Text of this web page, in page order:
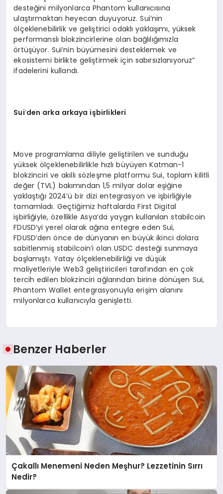
desteğini milyonlarca Phantom kullanıcısına
ulaştırmaktan heyecan duyuyoruz. Sui’nin
ölçeklenebilirlik ve geliştirici odaklı yaklaşımı, yüksek
performanslı blokzincirlerine olan bağlılığımızla
örtüşüyor. Sui’nin büyümesini desteklemek ve
ekosistemi birlikte geliştirmek için sabırsızlanıyoruz”
ifadelerini kullandı.
Sui’den arka arkaya işbirlikleri
Move programlama diliyle geliştirilen ve sunduğu
yüksek ölçeklenebilirlikle hızlı büyüyen Katman-1
blokzinciri ve akıllı sözleşme platformu Sui, toplam kilitli
değer (TVL) bakımından 1,5 milyar dolar eşiğine
yaklaştığı 2024’ü bir dizi entegrasyon ve işbirliğiyle
tamamladı. Geçtiğimiz haftalarda First Digital
işbirliğiyle, özellikle Asya’da yaygın kullanılan stabilcoin
FDUSD’yi yerel olarak ağına entegre eden Sui,
FDUSD’den önce de dünyanın en büyük ikinci dolara
sabitlenmiş stabilcoin’i olan USDC desteği sunmaya
başlamıştı. Yatay ölçeklenebilirliği ve düşük
maliyetleriyle Web3 geliştiricileri tarafından en çok
tercih edilen blokzinciri ağlarından birine dönüşen Sui,
Phantom Wallet entegrasyonuyla erişim alanını
milyonlarca kullanıcıyla genişletti.
Benzer Haberler
Çakallı Menemeni Neden Meşhur? Lezzetinin Sırrı
Nedir?